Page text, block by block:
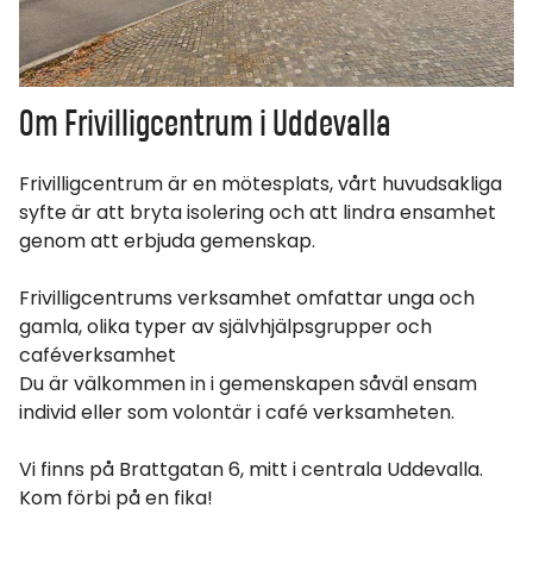
Om Frivilligcentrum i Uddevalla
Frivilligcentrum är en mötesplats, vårt huvudsakliga
syfte är att bryta isolering och att lindra ensamhet
genom att erbjuda gemenskap.
Frivilligcentrums verksamhet omfattar unga och
gamla, olika typer av självhjälpsgrupper och
caféverksamhet
Du är välkommen in i gemenskapen såväl ensam
individ eller som volontär i café verksamheten.
Vi finns på Brattgatan 6, mitt i centrala Uddevalla.
Kom förbi på en fika!